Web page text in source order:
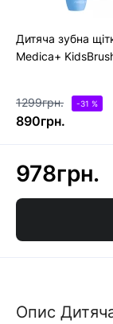
Дитяча зубна
Medica+
1299грн. -31 %
890грн.
978грн.
Опис